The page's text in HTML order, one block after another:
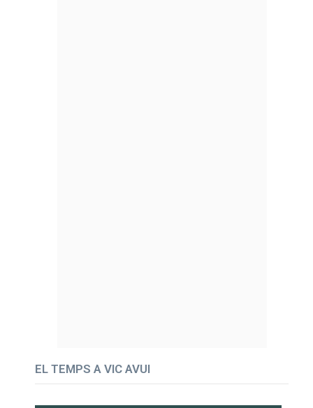
EL TEMPS A VIC AVUI